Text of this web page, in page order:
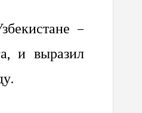
–
и выразил